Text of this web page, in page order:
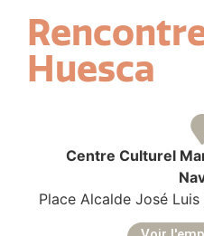
Huesca
Centre Culturel
Place Alcalde José